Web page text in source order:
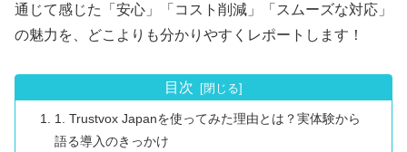
通じて感じた「安心」「コスト削減」「スムーズな対応」
の魅力を、どこよりも分かりやすくレポートします！
目次
1. Trustvox Japanを使ってみた理由とは？実体験から
語る導入のきっかけ